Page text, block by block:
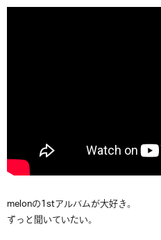
melonの1stアルバムが大好き。
ずっと聞いていたい。